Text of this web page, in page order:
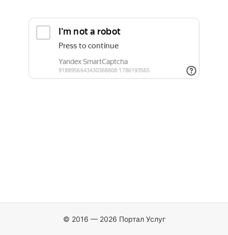
© 2016 — 2026 Портал Услуг